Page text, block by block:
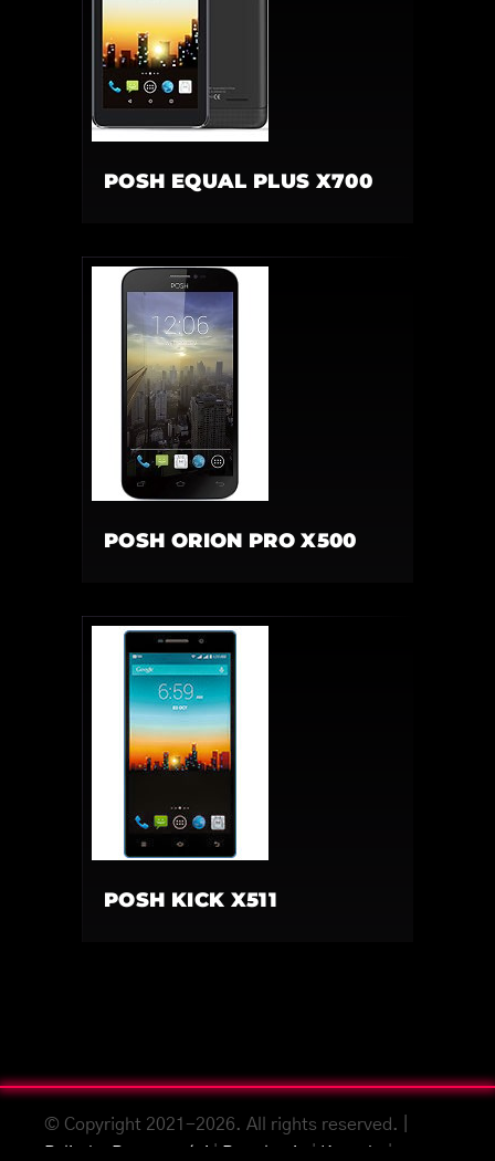
POSH EQUAL PLUS X700
POSH ORION PRO X500
POSH KICK X511
© Copyright 2021-2026. All rights reserved. |